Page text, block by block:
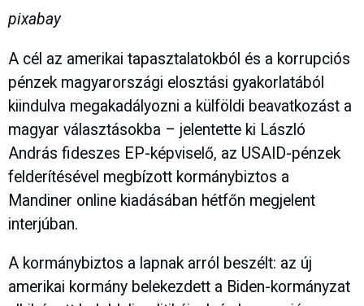
pixabay
A cél az amerikai tapasztalatokból és a korrupciós
pénzek magyarországi elosztási gyakorlatából
kiindulva megakadályozni a külföldi beavatkozást a
magyar választásokba – jelentette ki László
András fideszes EP-képviselő, az USAID-pénzek
felderítésével megbízott kormánybiztos a
Mandiner online kiadásában hétfőn megjelent
interjúban.
A kormánybiztos a lapnak arról beszélt: az új
amerikai kormány belekezdett a Biden-kormányzat